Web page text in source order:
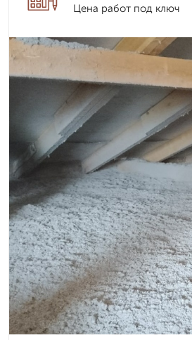
Цена работ под ключ